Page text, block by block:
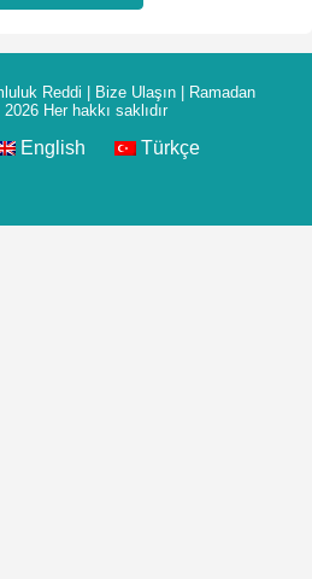
Reddi | Bize Ulaşın | Ramadan
Her hakkı saklıdır
English Türkçe